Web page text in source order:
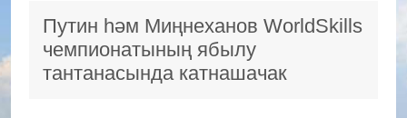
Путин һәм Миңнеханов WorldSkills
чемпионатының ябылу
тантанасында катнашачак